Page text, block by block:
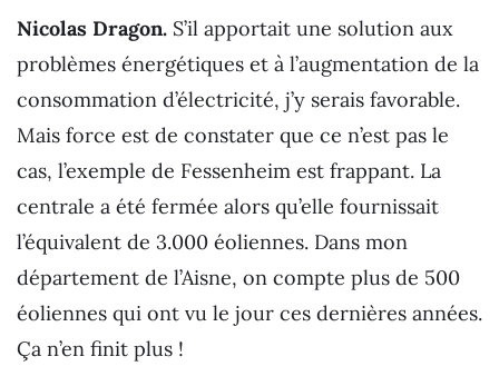
Nicolas Dragon. S’il apportait une solution aux
problèmes énergétiques et à l’augmentation de la
consommation d’électricité, j’y serais favorable.
Mais force est de constater que ce n’est pas le
cas, l’exemple de Fessenheim est frappant. La
centrale a été fermée alors qu’elle fournissait
l’équivalent de 3.000 éoliennes. Dans mon
département de l’Aisne, on compte plus de 500
éoliennes qui ont vu le jour ces dernières années.
Ça n’en finit plus !